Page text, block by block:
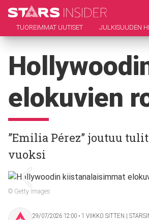
TUOREIMMAT UUTISET JULKISUUDEN
elokuvien
”Emilia Pérez” joutuu
vuoksi
© Getty Images
29/07/2026 12:00 ‧ 1 VIIKKO SITTEN |